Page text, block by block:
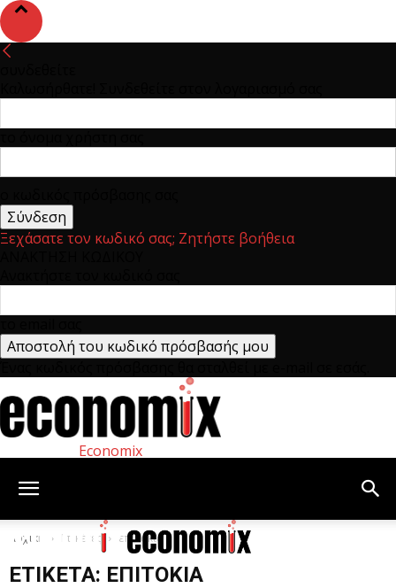
Ξεχάσατε τον κωδικό σας; Ζητήστε βοήθεια
Economix
Αρχική Ετικέτες επιτόκια
ΕΤΙΚΈΤΑ: ΕΠΙΤΌΚΙΑ